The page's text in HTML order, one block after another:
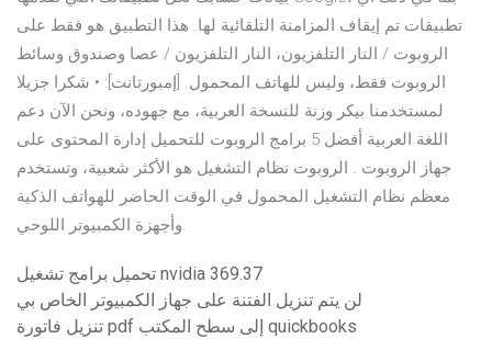
تطبيقات تم إيقاف المزامنة التلقائية لها. هذا التطبيق هو فقط على
الروبوت / النار التلفزيون، النار التلفزيون / عصا وصندوق وسائط
الروبوت فقط، وليس للهاتف المحمول. [إمبورتانت]: • شكرا جزيلا
لمستخدمنا بيكر وزنة للنسخة العربية، مع جهوده، ونحن الآن دعم
اللغة العربية أفضل 5 برامج الروبوت للتحميل إدارة المحتوى على
جهاز الروبوت . الروبوت نظام التشغيل هو الأكثر شعبية، وتستخدم
معظم نظام التشغيل المحمول في الوقت الحاضر للهواتف الذكية
وأجهزة الكمبيوتر اللوحي.
تحميل برامج تشغيل nvidia 369.37
لن يتم تنزيل الفتنة على جهاز الكمبيوتر الخاص بي
تنزيل فاتورة pdf إلى سطح المكتب quickbooks